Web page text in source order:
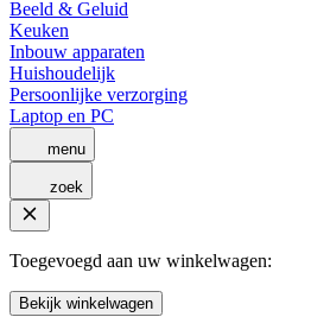
Beeld & Geluid
Keuken
Inbouw apparaten
Huishoudelijk
Persoonlijke verzorging
Laptop en PC
menu
zoek
Toegevoegd aan uw winkelwagen:
Bekijk winkelwagen